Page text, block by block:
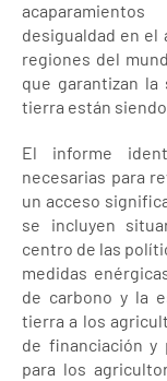
desigualdad en el
regiones del
que garantizan la
tierra están
El informe
necesarias para
un acceso
se incluyen
centro de las
medidas
de carbono y la
tierra a los
de financiación y
para los